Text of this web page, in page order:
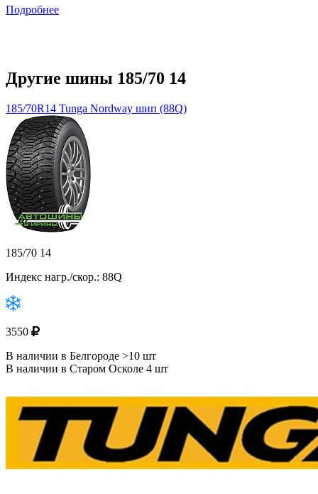
Подробнее
Другие шины 185/70 14
185/70R14 Tunga Nordway шип (88Q)
185/70 14
Индекс нагр./скор.: 88Q
3550
В наличии в Белгороде >10 шт
В наличии в Старом Осколе 4 шт